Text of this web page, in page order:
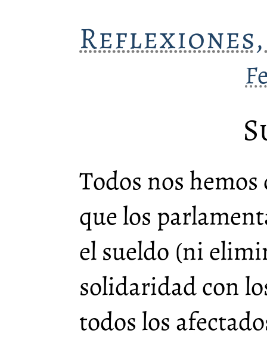
Todos nos
que los
el sueldo (ni
solidaridad con
todos los